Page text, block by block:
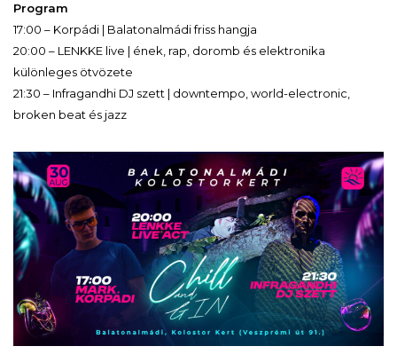
Program
17:00 – Korpádi | Balatonalmádi friss hangja
20:00 – LENKKE live | ének, rap, doromb és elektronika
különleges ötvözete
21:30 – Infragandhi DJ szett | downtempo, world-electronic,
broken beat és jazz